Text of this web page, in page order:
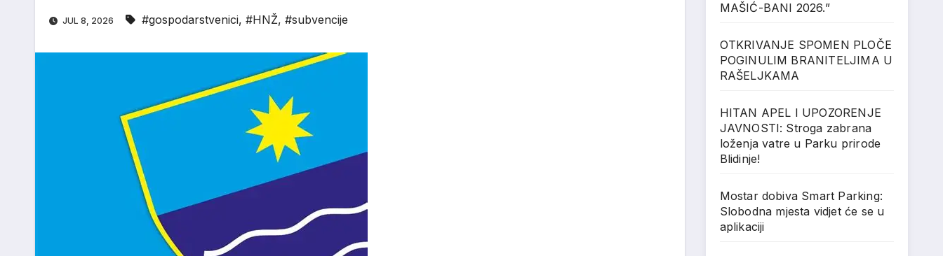
JUL 8, 2026 #gospodarstvenici, #HNŽ, #subvencije
MAŠIĆ-BANI 2026.”
OTKRIVANJE SPOMEN PLOČE
POGINULIM BRANITELJIMA U
RAŠELJKAMA
HITAN APEL I UPOZORENJE
JAVNOSTI: Stroga zabrana
loženja vatre u Parku prirode
Blidinje!
Mostar dobiva Smart Parking:
Slobodna mjesta vidjet će se u
aplikaciji